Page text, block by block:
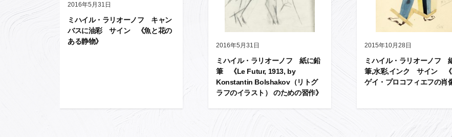
2016年5月31日
ミハイル・ラリオーノフ キャン
バスに油彩 サイン 《魚と花の
ある静物》
2016年5月31日
ミハイル・ラリオーノフ 紙に鉛
筆 《Le Futur, 1913, by
Konstantin Bolshakov（リトグ
ラフのイラスト） のための習作》
2015年10月28日
ミハイル・ラリオーノフ
筆,水彩,インク サイン 《
ゲイ・プロコフィエフの肖